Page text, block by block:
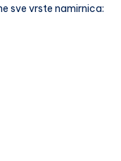
sve vrste namirnica: